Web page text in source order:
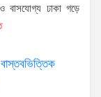
বাসযোগ্য ঢাকা গড়ে